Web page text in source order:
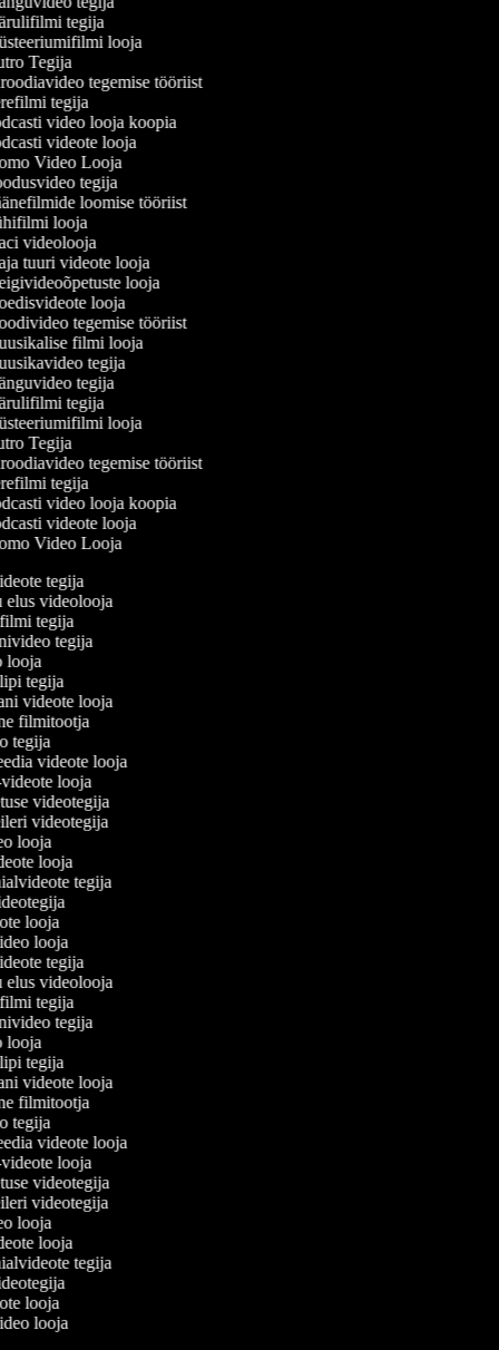
tegija
looja
Tegija
tegemise tööriist
tegija
video looja koopia
videote looja
Video Looja
tegija
loomise tööriist
looja
videolooja
tuuri videote looja
looja
looja
tegemise tööriist
filmi looja
tegija
tegija
tegija
looja
Tegija
tegemise tööriist
tegija
video looja koopia
videote looja
Video Looja
tegija
elus videolooja
filmi tegija
tegija
looja
tegija
videote looja
filmitootja
tegija
videote looja
videote looja
videotegija
videotegija
looja
looja
tegija
looja
looja
tegija
elus videolooja
filmi tegija
tegija
looja
tegija
videote looja
filmitootja
tegija
videote looja
videote looja
videotegija
videotegija
looja
looja
tegija
looja
looja